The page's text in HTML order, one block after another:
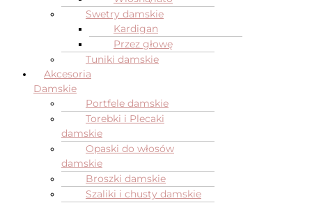
Swetry damskie
Kardigan
Przez głowę
Tuniki damskie
Akcesoria
Damskie
Portfele damskie
Torebki i Plecaki
damskie
Opaski do włosów
damskie
Broszki damskie
Szaliki i chusty damskie